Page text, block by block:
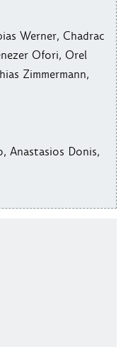
Werner, Chadrac
Ofori, Orel
Zimmermann,
Anastasios Donis,